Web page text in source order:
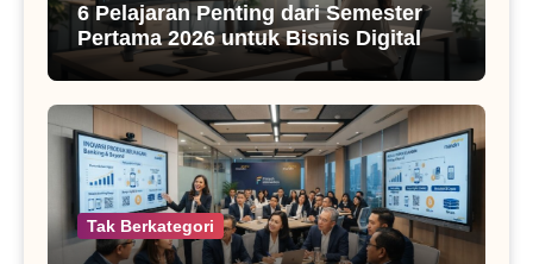
6 Pelajaran Penting dari Semester
Pertama 2026 untuk Bisnis Digital
Tak Berkategori